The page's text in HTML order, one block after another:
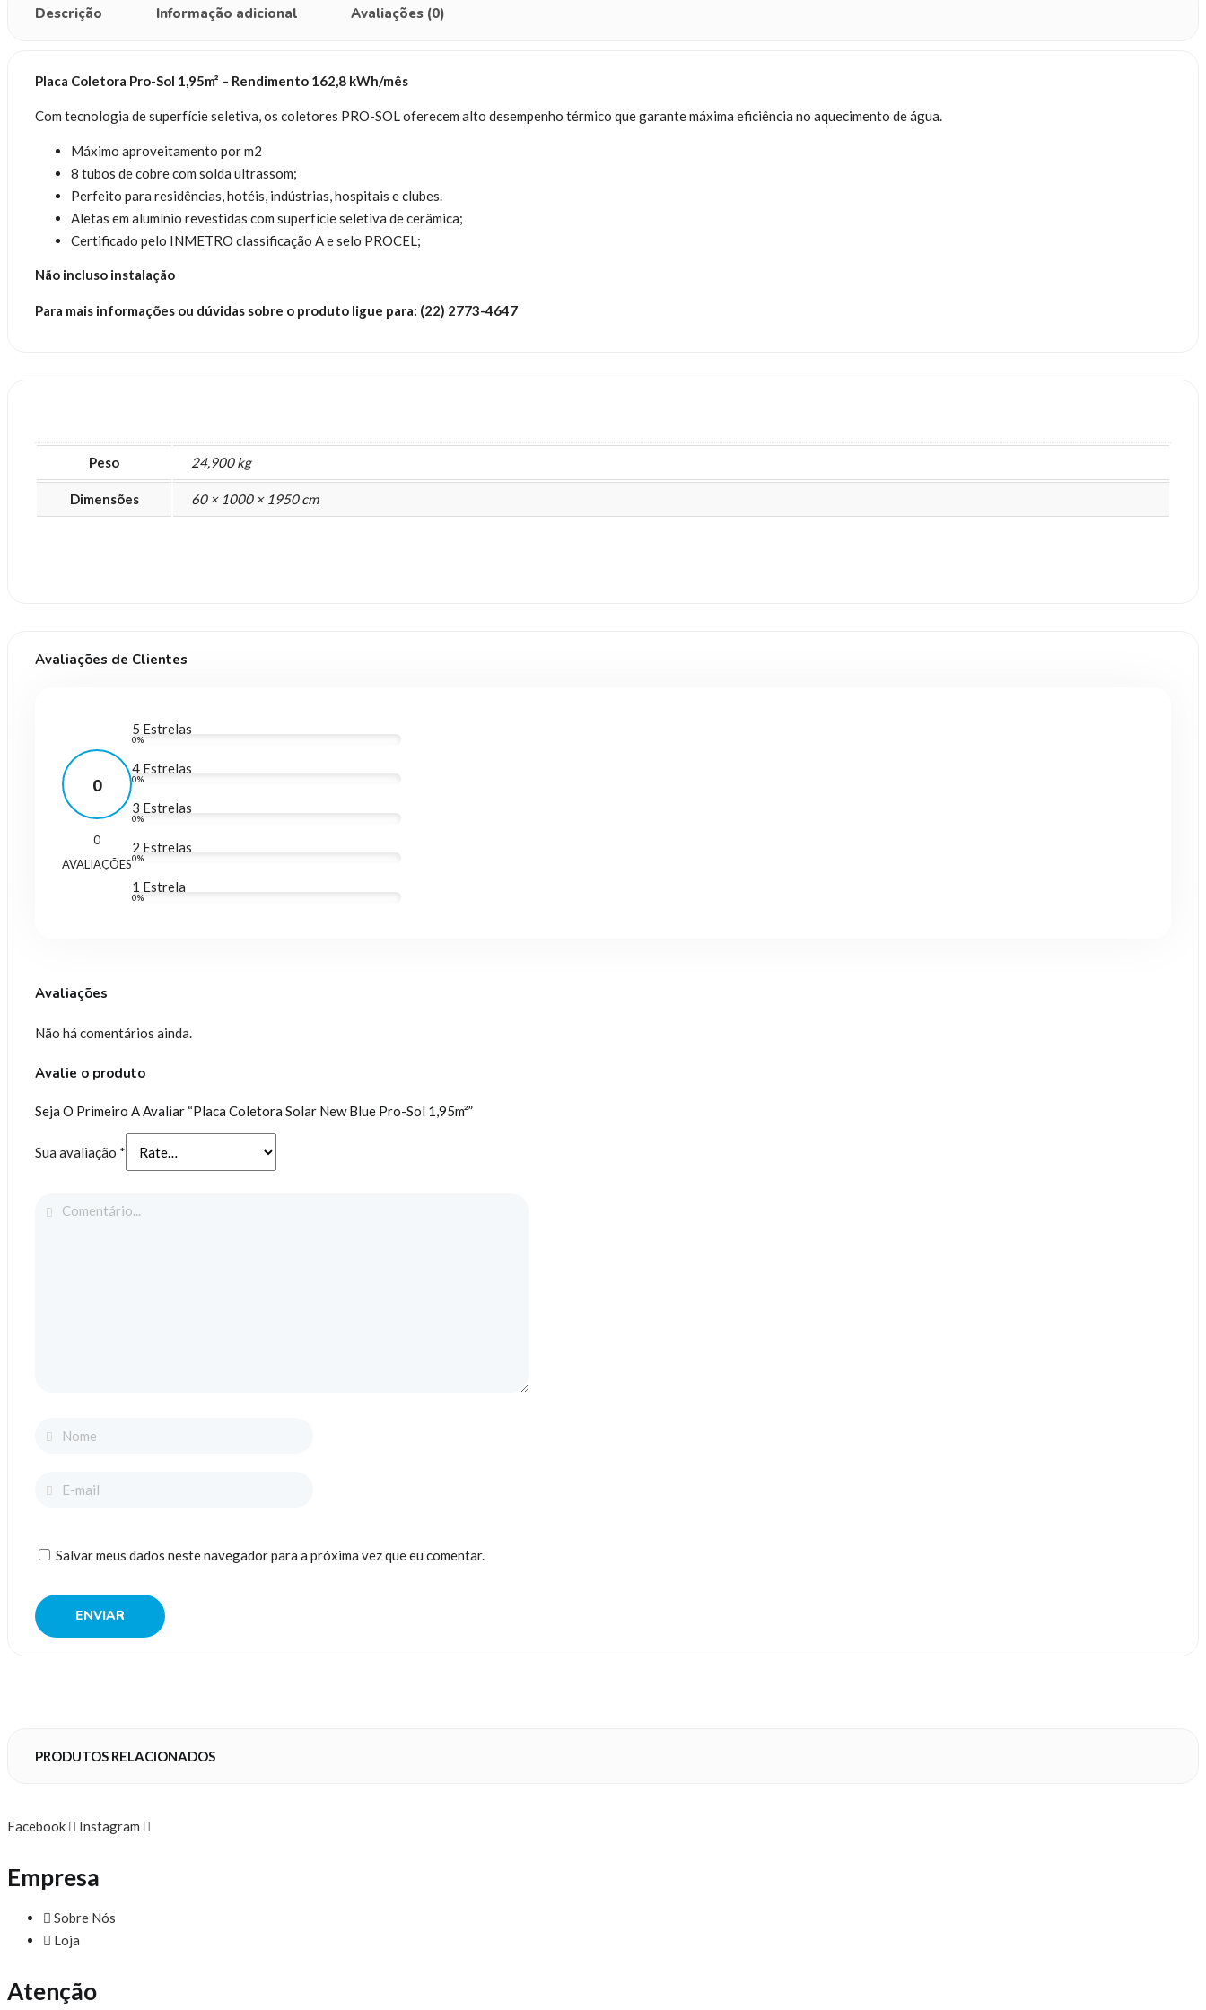
Descrição Informação adicional Avaliações (0)
Placa Coletora Pro-Sol 1,95m² – Rendimento 162,8 kWh/mês
Com tecnologia de superfície seletiva, os coletores PRO-SOL oferecem alto desempenho térmico que garante máxima eficiência no aquecimento de água.
Máximo aproveitamento por m2
8 tubos de cobre com solda ultrassom;
Perfeito para residências, hotéis, indústrias, hospitais e clubes.
Aletas em alumínio revestidas com superfície seletiva de cerâmica;
Certificado pelo INMETRO classificação A e selo PROCEL;
Não incluso instalação
Para mais informações ou dúvidas sobre o produto ligue para: (22) 2773-4647
Peso 24,900 kg
Dimensões 60 × 1000 × 1950 cm
Avaliações de Clientes
0
0
AVALIAÇÕES
5 Estrelas
0%
4 Estrelas
0%
3 Estrelas
0%
2 Estrelas
0%
1 Estrela
0%
Avaliações
Não há comentários ainda.
Avalie o produto
Seja O Primeiro A Avaliar “Placa Coletora Solar New Blue Pro-Sol 1,95m²”
Sua avaliação *
Salvar meus dados neste navegador para a próxima vez que eu comentar.
PRODUTOS RELACIONADOS
Facebook Instagram
Empresa
Sobre Nós
Loja
Atenção